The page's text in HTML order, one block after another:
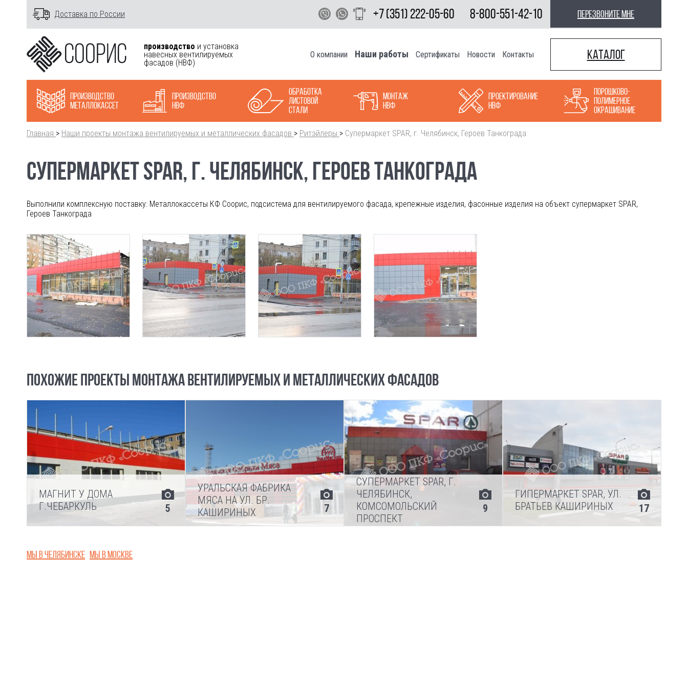
Доставка по России +7 (351) 222-05-60 8-800-551-42-10 перезвоните мне
производство и установка
навесных вентилируемых
фасадов (НВФ)
О компании Наши работы Сертификаты Новости Контакты Каталог
Производство
металлокасcет
Производство
НВФ
Обработка
листовой
стали
Монтаж
НВФ
Проектирование
НВФ
Порошково-
полимерное
окрашивание
Главная > Наши проекты монтажа вентилируемых и металлических фасадов > Ритэйлеры > Супермаркет SPAR, г. Челябинск, Героев Танкограда
СУПЕРМАРКЕТ SPAR, Г. ЧЕЛЯБИНСК, ГЕРОЕВ ТАНКОГРАДА
Выполнили комплексную поставку: Металлокассеты КФ Соорис, подсистема для вентилируемого фасада, крепежные изделия, фасонные изделия на объект супермаркет SPAR,
Героев Танкограда
ПОХОЖИЕ ПРОЕКТЫ МОНТАЖА ВЕНТИЛИРУЕМЫХ И МЕТАЛЛИЧЕСКИХ ФАСАДОВ
5
МАГНИТ У ДОМА
Г.ЧЕБАРКУЛЬ
7
УРАЛЬСКАЯ ФАБРИКА
МЯСА НА УЛ. БР.
КАШИРИНЫХ
9
СУПЕРМАРКЕТ SPAR, Г.
ЧЕЛЯБИНСК,
КОМСОМОЛЬСКИЙ
ПРОСПЕКТ
17
ГИПЕРМАРКЕТ SPAR, УЛ.
БРАТЬЕВ КАШИРИНЫХ
Мы в Челябинске Мы в Москве